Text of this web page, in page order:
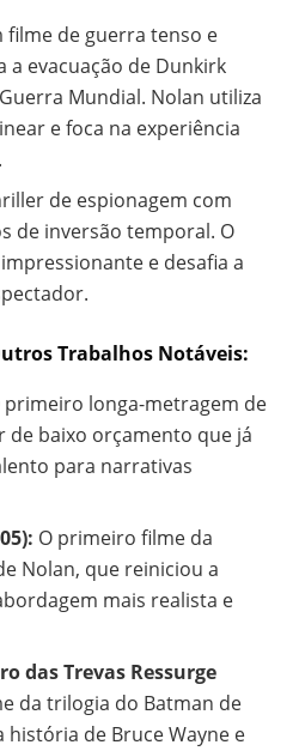
filme de guerra tenso e
evacuação de Dunkirk
Mundial. Nolan utiliza
e foca na experiência
de espionagem com
de inversão temporal. O
e desafia a
Trabalhos Notáveis:
primeiro longa-metragem de
de baixo orçamento que já
para narrativas
O primeiro filme da
Nolan, que reiniciou a
mais realista e
das Trevas Ressurge
da trilogia do Batman de
história de Bruce Wayne e